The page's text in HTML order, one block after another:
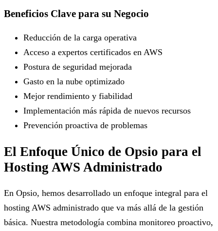
Beneficios Clave para su Negocio
Reducción de la carga operativa
Acceso a expertos certificados en AWS
Postura de seguridad mejorada
Gasto en la nube optimizado
Mejor rendimiento y fiabilidad
Implementación más rápida de nuevos recursos
Prevención proactiva de problemas
El Enfoque Único de Opsio para el
Hosting AWS Administrado
En Opsio, hemos desarrollado un enfoque integral para el
hosting AWS administrado que va más allá de la gestión
básica. Nuestra metodología combina monitoreo proactivo,